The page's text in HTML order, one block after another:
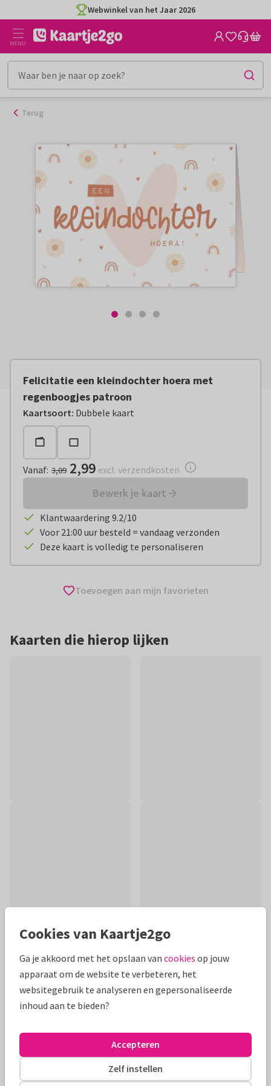
naar
inhoud
Webwinkel van het Jaar 2026
MENU
Terug
Felicitatie een kleindochter hoera met
regenboogjes patroon
Kaartsoort: Dubbele kaart
Vanaf:€ 2,99 excl. verzendkosten
Vanaf: 3,09 2,99 excl. verzendkosten
Bewerk je kaart
Klantwaardering 9.2/10
Voor 21:00 uur besteld = vandaag verzonden
Deze kaart is volledig te personaliseren
Toevoegen aan mijn favorieten
Kaarten die hierop lijken
Productinformatie
Hip feliciatiekaartje voor de geboorte van een kleindochter
met een leuk patroon van regenboogjes, hartjes en
Alle kaarten zijn helemaal naar wens aan te passen
Felicitatiekaarten Manique Kleinkind
Cookies van Kaartje2go
Ga je akkoord met het opslaan van cookies op jouw
apparaat om de website te verbeteren, het
websitegebruik te analyseren en gepersonaliseerde
inhoud aan te bieden?
Zelf instellen
Accepteren